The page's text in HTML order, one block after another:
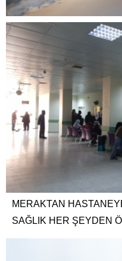
MERAKTAN
SAĞLIK HER ŞEYDEN